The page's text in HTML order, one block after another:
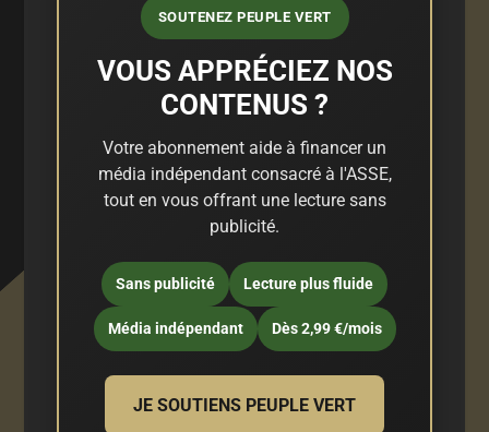
SOUTENEZ PEUPLE VERT
VOUS APPRÉCIEZ NOS
CONTENUS ?
Votre abonnement aide à financer un
média indépendant consacré à l'ASSE,
tout en vous offrant une lecture sans
publicité.
Sans publicité Lecture plus fluide
Média indépendant Dès 2,99 €/mois
JE SOUTIENS PEUPLE VERT